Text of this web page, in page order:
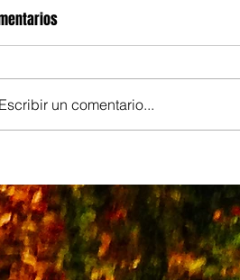
Escribir un comentario...